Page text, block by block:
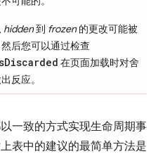
hidden到 frozen的更改可能被
后您可以通过检查
在页面加载时对舍
反应。
一致的方式实现生命周期事
表中的建议的最简单方法是